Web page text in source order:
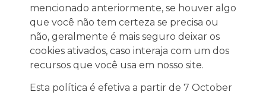
mencionado anteriormente, se houver algo
que você não tem certeza se precisa ou
não, geralmente é mais seguro deixar os
cookies ativados, caso interaja com um dos
recursos que você usa em nosso site.
Esta política é efetiva a partir de 7 October